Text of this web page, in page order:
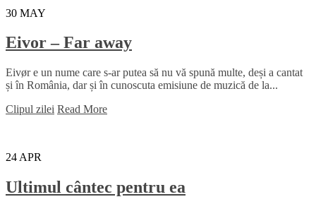
30 MAY
Eivor – Far away
Eivør e un nume care s-ar putea să nu vă spună multe, deși a cantat
și în România, dar și în cunoscuta emisiune de muzică de la...
Clipul zilei Read More
24 APR
Ultimul cântec pentru ea